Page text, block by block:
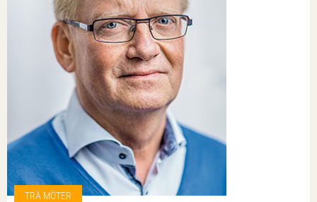
TRÄ MÖTER